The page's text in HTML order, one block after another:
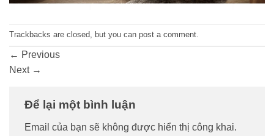
Trackbacks are closed, but you can post a comment
← Previous
Next →
Để lại một bình luận
Email của bạn sẽ không được hiển thị công khai.